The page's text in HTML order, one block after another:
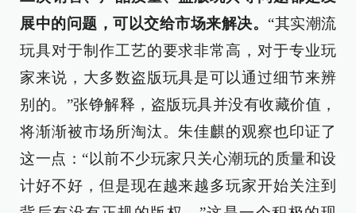
展中的问题，可以交给市场来解决。 “其实潮流
玩具对于制作工艺的要求非常高，对于专业玩
家来说，大多数盗版玩具是可以通过细节来辨
别的。”张铮解释，盗版玩具并没有收藏价值，
将渐渐被市场所淘汰。朱佳麒的观察也印证了
这一点：“以前不少玩家只关心潮玩的质量和设
计好不好，但是现在越来越多玩家开始关注到